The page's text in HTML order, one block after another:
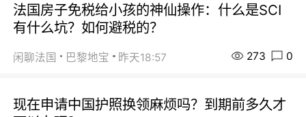
法国房子免税给小孩的神仙操作：什么是SCI
有什么坑？如何避税的？
闲聊法国 巴黎地宝 昨天18:57 273 0
现在申请中国护照换领麻烦吗？到期前多久才